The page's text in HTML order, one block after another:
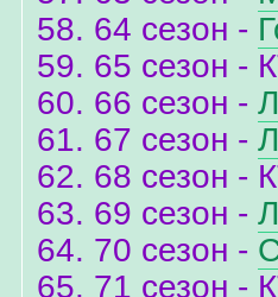
58. 64 сезон -
59. 65 сезон -
60. 66 сезон -
61. 67 сезон -
62. 68 сезон -
63. 69 сезон -
64. 70 сезон -
65. 71 сезон -